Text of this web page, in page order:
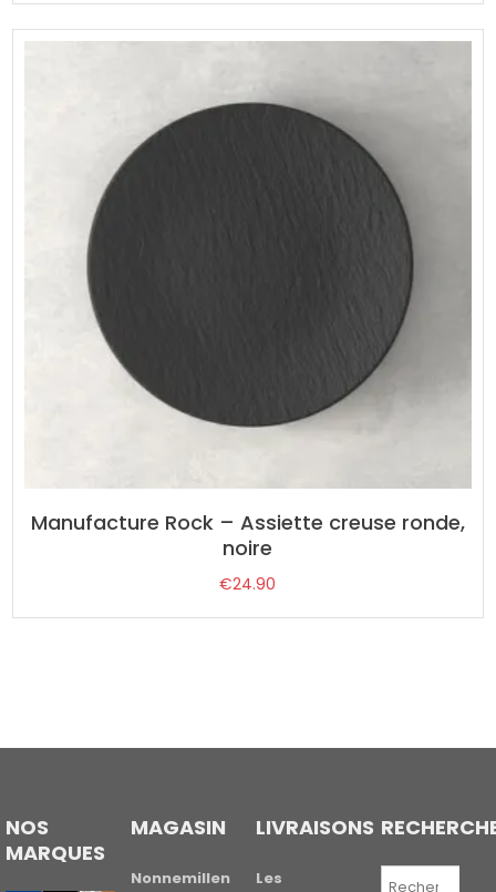
Manufacture Rock – Assiette creuse ronde,
noire
€24.90
NOS
MARQUES
MAGASIN
Nonnemillen
LIVRAISONS
Les
Recherche